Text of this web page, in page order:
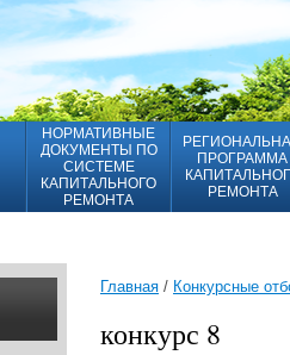
НОРМАТИВНЫЕ
ДОКУМЕНТЫ ПО
СИСТЕМЕ
КАПИТАЛЬНОГО
РЕМОНТА
ПРОГРАММА
РЕМОНТА
Главная / Конкурсные
конкурс 8